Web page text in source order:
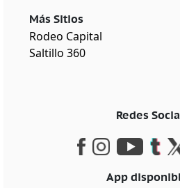
Más Sitios
Rodeo Capital
Saltillo 360
Redes
App